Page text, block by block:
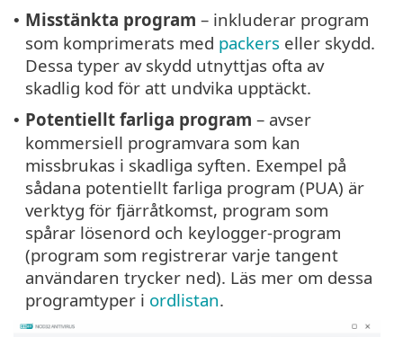
• Misstänkta program – inkluderar program
som komprimerats med packers eller skydd.
Dessa typer av skydd utnyttjas ofta av
skadlig kod för att undvika upptäckt.
• Potentiellt farliga program – avser
kommersiell programvara som kan
missbrukas i skadliga syften. Exempel på
sådana potentiellt farliga program (PUA) är
verktyg för fjärråtkomst, program som
spårar lösenord och keylogger-program
(program som registrerar varje tangent
användaren trycker ned). Läs mer om dessa
programtyper i ordlistan.